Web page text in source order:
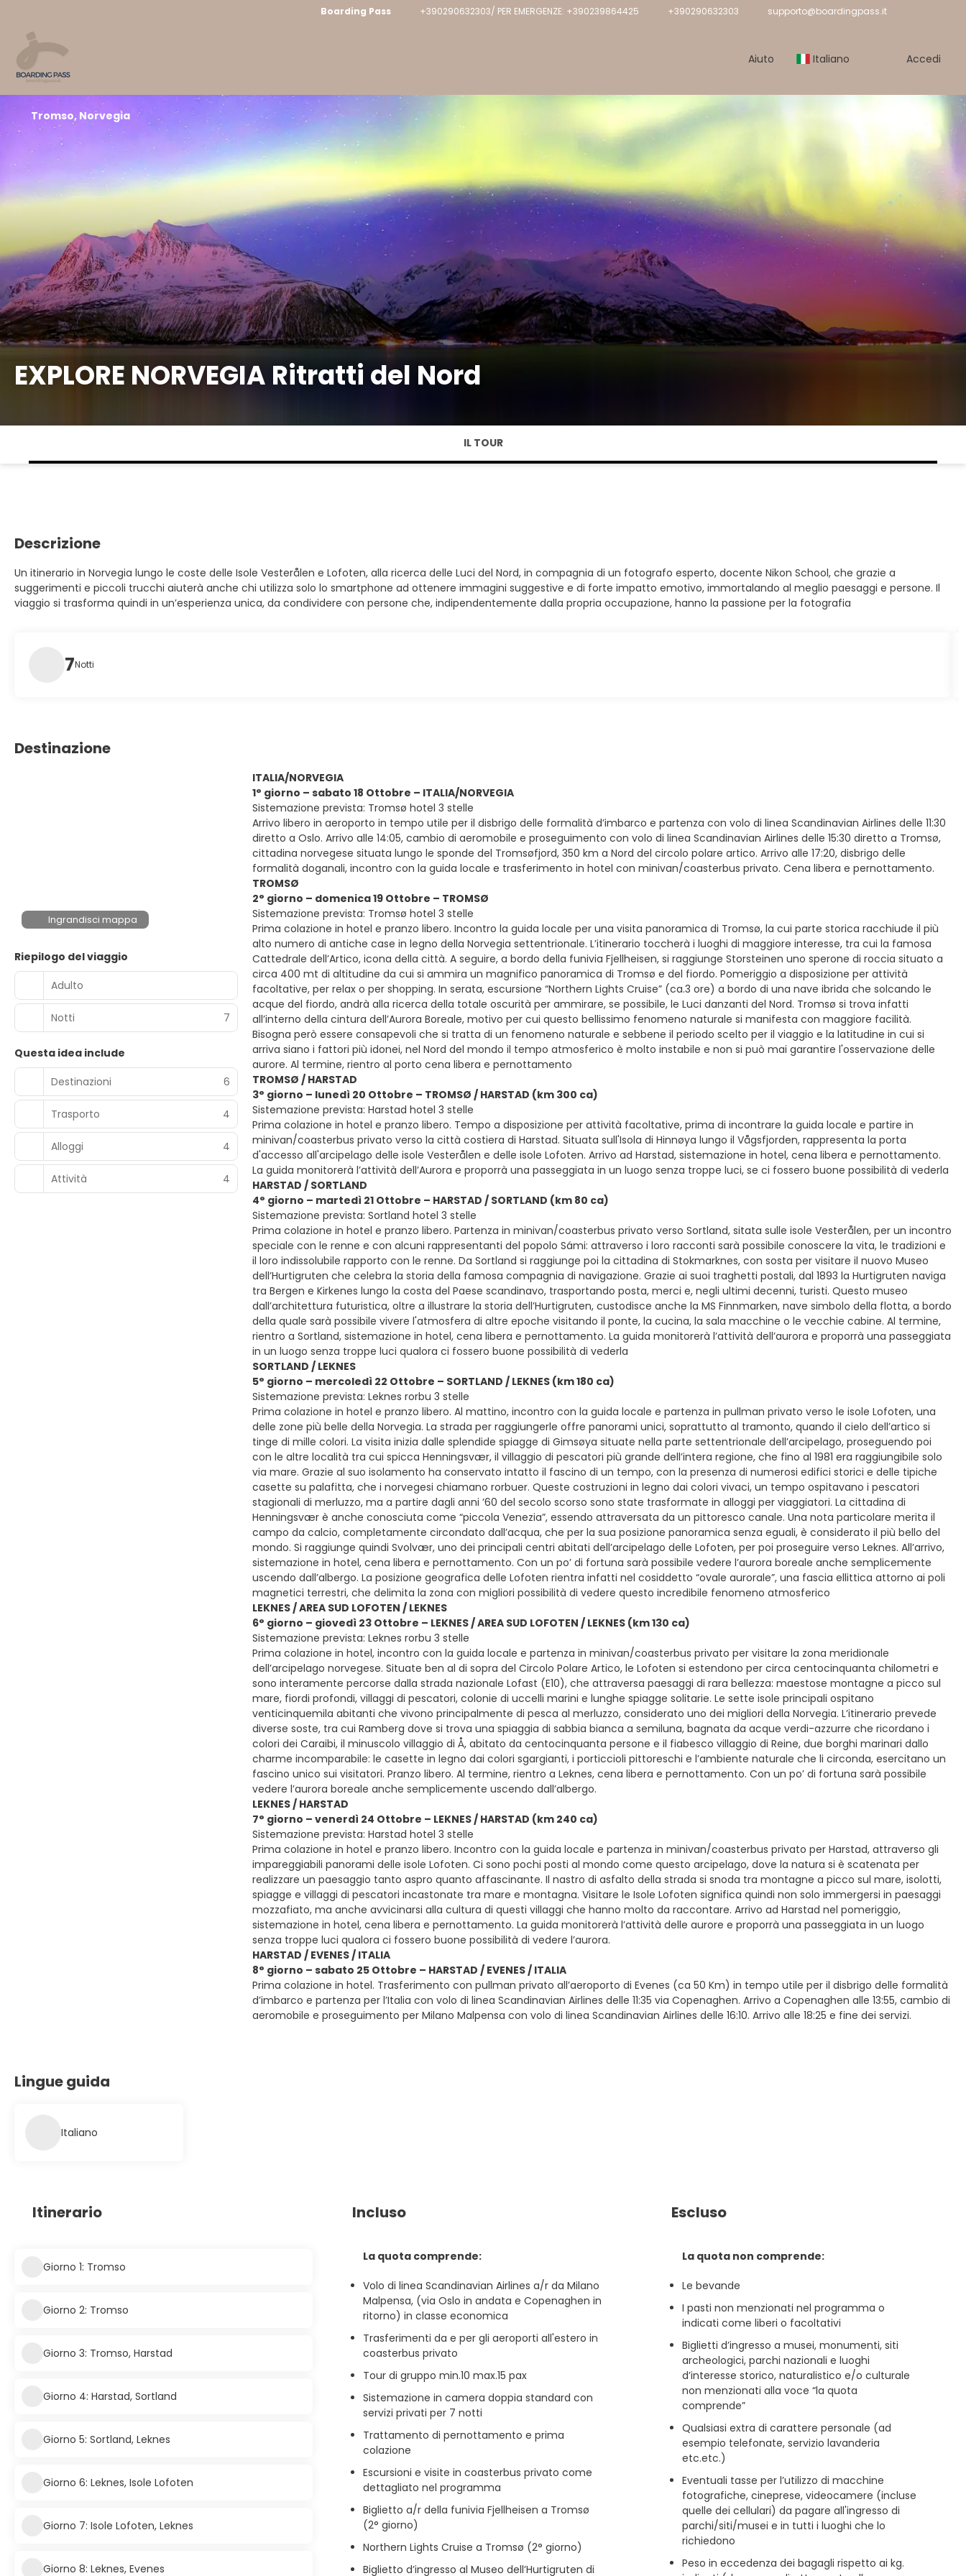
Boarding Pass +390290632303/ PER EMERGENZE: +390239864425 +390290632303 supporto@boardingpass.it
Aiuto Italiano Accedi
EXPLORE NORVEGIA Ritratti del Nord
Tromso, Norvegia
IL TOUR
Descrizione
Un itinerario in Norvegia lungo le coste delle Isole Vesterålen e Lofoten, alla ricerca delle Luci del Nord, in compagnia di un fotografo esperto, docente Nikon School, che grazie a
suggerimenti e piccoli trucchi aiuterà anche chi utilizza solo lo smartphone ad ottenere immagini suggestive e di forte impatto emotivo, immortalando al meglio paesaggi e persone. Il
viaggio si trasforma quindi in un’esperienza unica, da condividere con persone che, indipendentemente dalla propria occupazione, hanno la passione per la fotografia
7Notti
Destinazione
Ingrandisci mappa
Riepilogo del viaggio
Adulto
Notti 7
Questa idea include
Destinazioni
6
Trasporto 4
Alloggi 4
Attività 4
ITALIA/NORVEGIA
1° giorno – sabato 18 Ottobre – ITALIA/NORVEGIA
Sistemazione prevista: Tromsø hotel 3 stelle
Arrivo libero in aeroporto in tempo utile per il disbrigo delle formalità d’imbarco e partenza con volo di linea Scandinavian Airlines delle 11:30
diretto a Oslo. Arrivo alle 14:05, cambio di aeromobile e proseguimento con volo di linea Scandinavian Airlines delle 15:30 diretto a Tromsø,
cittadina norvegese situata lungo le sponde del Tromsøfjord, 350 km a Nord del circolo polare artico. Arrivo alle 17:20, disbrigo delle
formalità doganali, incontro con la guida locale e trasferimento in hotel con minivan/coasterbus privato. Cena libera e pernottamento.
TROMSØ
2° giorno – domenica 19 Ottobre – TROMSØ
Sistemazione prevista: Tromsø hotel 3 stelle
Prima colazione in hotel e pranzo libero. Incontro la guida locale per una visita panoramica di Tromsø, la cui parte storica racchiude il più
alto numero di antiche case in legno della Norvegia settentrionale. L’itinerario toccherà i luoghi di maggiore interesse, tra cui la famosa
Cattedrale dell’Artico, icona della città. A seguire, a bordo della funivia Fjellheisen, si raggiunge Storsteinen uno sperone di roccia situato a
circa 400 mt di altitudine da cui si ammira un magnifico panoramica di Tromsø e del fiordo. Pomeriggio a disposizione per attività
facoltative, per relax o per shopping. In serata, escursione “Northern Lights Cruise” (ca.3 ore) a bordo di una nave ibrida che solcando le
acque del fiordo, andrà alla ricerca della totale oscurità per ammirare, se possibile, le Luci danzanti del Nord. Tromsø si trova infatti
all’interno della cintura dell’Aurora Boreale, motivo per cui questo bellissimo fenomeno naturale si manifesta con maggiore facilità.
Bisogna però essere consapevoli che si tratta di un fenomeno naturale e sebbene il periodo scelto per il viaggio e la latitudine in cui si
arriva siano i fattori più idonei, nel Nord del mondo il tempo atmosferico è molto instabile e non si può mai garantire l'osservazione delle
aurore. Al termine, rientro al porto cena libera e pernottamento
TROMSØ / HARSTAD
3° giorno – lunedì 20 Ottobre – TROMSØ / HARSTAD (km 300 ca)
Sistemazione prevista: Harstad hotel 3 stelle
Prima colazione in hotel e pranzo libero. Tempo a disposizione per attività facoltative, prima di incontrare la guida locale e partire in
minivan/coasterbus privato verso la città costiera di Harstad. Situata sull'Isola di Hinnøya lungo il Vågsfjorden, rappresenta la porta
d'accesso all'arcipelago delle isole Vesterålen e delle isole Lofoten. Arrivo ad Harstad, sistemazione in hotel, cena libera e pernottamento.
La guida monitorerà l’attività dell’Aurora e proporrà una passeggiata in un luogo senza troppe luci, se ci fossero buone possibilità di vederla
HARSTAD / SORTLAND
4° giorno – martedì 21 Ottobre – HARSTAD / SORTLAND (km 80 ca)
Sistemazione prevista: Sortland hotel 3 stelle
Prima colazione in hotel e pranzo libero. Partenza in minivan/coasterbus privato verso Sortland, sitata sulle isole Vesterålen, per un incontro
speciale con le renne e con alcuni rappresentanti del popolo Sámi: attraverso i loro racconti sarà possibile conoscere la vita, le tradizioni e
il loro indissolubile rapporto con le renne. Da Sortland si raggiunge poi la cittadina di Stokmarknes, con sosta per visitare il nuovo Museo
dell’Hurtigruten che celebra la storia della famosa compagnia di navigazione. Grazie ai suoi traghetti postali, dal 1893 la Hurtigruten naviga
tra Bergen e Kirkenes lungo la costa del Paese scandinavo, trasportando posta, merci e, negli ultimi decenni, turisti. Questo museo
dall’architettura futuristica, oltre a illustrare la storia dell’Hurtigruten, custodisce anche la MS Finnmarken, nave simbolo della flotta, a bordo
della quale sarà possibile vivere l'atmosfera di altre epoche visitando il ponte, la cucina, la sala macchine o le vecchie cabine. Al termine,
rientro a Sortland, sistemazione in hotel, cena libera e pernottamento. La guida monitorerà l’attività dell’aurora e proporrà una passeggiata
in un luogo senza troppe luci qualora ci fossero buone possibilità di vederla
SORTLAND / LEKNES
5° giorno – mercoledì 22 Ottobre – SORTLAND / LEKNES (km 180 ca)
Sistemazione prevista: Leknes rorbu 3 stelle
Prima colazione in hotel e pranzo libero. Al mattino, incontro con la guida locale e partenza in pullman privato verso le isole Lofoten, una
delle zone più belle della Norvegia. La strada per raggiungerle offre panorami unici, soprattutto al tramonto, quando il cielo dell’artico si
tinge di mille colori. La visita inizia dalle splendide spiagge di Gimsøya situate nella parte settentrionale dell’arcipelago, proseguendo poi
con le altre località tra cui spicca Henningsvær, il villaggio di pescatori più grande dell’intera regione, che fino al 1981 era raggiungibile solo
via mare. Grazie al suo isolamento ha conservato intatto il fascino di un tempo, con la presenza di numerosi edifici storici e delle tipiche
casette su palafitta, che i norvegesi chiamano rorbuer. Queste costruzioni in legno dai colori vivaci, un tempo ospitavano i pescatori
stagionali di merluzzo, ma a partire dagli anni ’60 del secolo scorso sono state trasformate in alloggi per viaggiatori. La cittadina di
Henningsvær è anche conosciuta come “piccola Venezia”, essendo attraversata da un pittoresco canale. Una nota particolare merita il
campo da calcio, completamente circondato dall’acqua, che per la sua posizione panoramica senza eguali, è considerato il più bello del
mondo. Si raggiunge quindi Svolvær, uno dei principali centri abitati dell’arcipelago delle Lofoten, per poi proseguire verso Leknes. All’arrivo,
sistemazione in hotel, cena libera e pernottamento. Con un po’ di fortuna sarà possibile vedere l’aurora boreale anche semplicemente
uscendo dall’albergo. La posizione geografica delle Lofoten rientra infatti nel cosiddetto “ovale aurorale”, una fascia ellittica attorno ai poli
magnetici terrestri, che delimita la zona con migliori possibilità di vedere questo incredibile fenomeno atmosferico
LEKNES / AREA SUD LOFOTEN / LEKNES
6° giorno – giovedì 23 Ottobre – LEKNES / AREA SUD LOFOTEN / LEKNES (km 130 ca)
Sistemazione prevista: Leknes rorbu 3 stelle
Prima colazione in hotel, incontro con la guida locale e partenza in minivan/coasterbus privato per visitare la zona meridionale
dell’arcipelago norvegese. Situate ben al di sopra del Circolo Polare Artico, le Lofoten si estendono per circa centocinquanta chilometri e
sono interamente percorse dalla strada nazionale Lofast (E10), che attraversa paesaggi di rara bellezza: maestose montagne a picco sul
mare, fiordi profondi, villaggi di pescatori, colonie di uccelli marini e lunghe spiagge solitarie. Le sette isole principali ospitano
venticinquemila abitanti che vivono principalmente di pesca al merluzzo, considerato uno dei migliori della Norvegia. L’itinerario prevede
diverse soste, tra cui Ramberg dove si trova una spiaggia di sabbia bianca a semiluna, bagnata da acque verdi-azzurre che ricordano i
colori dei Caraibi, il minuscolo villaggio di Å, abitato da centocinquanta persone e il fiabesco villaggio di Reine, due borghi marinari dallo
charme incomparabile: le casette in legno dai colori sgargianti, i porticcioli pittoreschi e l’ambiente naturale che li circonda, esercitano un
fascino unico sui visitatori. Pranzo libero. Al termine, rientro a Leknes, cena libera e pernottamento. Con un po’ di fortuna sarà possibile
vedere l’aurora boreale anche semplicemente uscendo dall’albergo.
LEKNES / HARSTAD
7° giorno – venerdì 24 Ottobre – LEKNES / HARSTAD (km 240 ca)
Sistemazione prevista: Harstad hotel 3 stelle
Prima colazione in hotel e pranzo libero. Incontro con la guida locale e partenza in minivan/coasterbus privato per Harstad, attraverso gli
impareggiabili panorami delle isole Lofoten. Ci sono pochi posti al mondo come questo arcipelago, dove la natura si è scatenata per
realizzare un paesaggio tanto aspro quanto affascinante. Il nastro di asfalto della strada si snoda tra montagne a picco sul mare, isolotti,
spiagge e villaggi di pescatori incastonate tra mare e montagna. Visitare le Isole Lofoten significa quindi non solo immergersi in paesaggi
mozzafiato, ma anche avvicinarsi alla cultura di questi villaggi che hanno molto da raccontare. Arrivo ad Harstad nel pomeriggio,
sistemazione in hotel, cena libera e pernottamento. La guida monitorerà l’attività delle aurore e proporrà una passeggiata in un luogo
senza troppe luci qualora ci fossero buone possibilità di vedere l’aurora.
HARSTAD / EVENES / ITALIA
8° giorno – sabato 25 Ottobre – HARSTAD / EVENES / ITALIA
Prima colazione in hotel. Trasferimento con pullman privato all’aeroporto di Evenes (ca 50 Km) in tempo utile per il disbrigo delle formalità
d’imbarco e partenza per l’Italia con volo di linea Scandinavian Airlines delle 11:35 via Copenaghen. Arrivo a Copenaghen alle 13:55, cambio di
aeromobile e proseguimento per Milano Malpensa con volo di linea Scandinavian Airlines delle 16:10. Arrivo alle 18:25 e fine dei servizi.
Lingue guida
Italiano
Itinerario
Giorno 1: Tromso
Giorno 2: Tromso
Giorno 3: Tromso, Harstad
Giorno 4: Harstad, Sortland
Giorno 5: Sortland, Leknes
Giorno 6: Leknes, Isole Lofoten
Giorno 7: Isole Lofoten, Leknes
Giorno 8: Leknes, Evenes
Incluso
La quota comprende:
Volo di linea Scandinavian Airlines a/r da Milano
Malpensa, (via Oslo in andata e Copenaghen in
ritorno) in classe economica
Trasferimenti da e per gli aeroporti all'estero in
coasterbus privato
Tour di gruppo min.10 max.15 pax
Sistemazione in camera doppia standard con
servizi privati per 7 notti
Trattamento di pernottamento e prima
colazione
Escursioni e visite in coasterbus privato come
dettagliato nel programma
Biglietto a/r della funivia Fjellheisen a Tromsø
(2° giorno)
Northern Lights Cruise a Tromsø (2° giorno)
Biglietto d’ingresso al Museo dell’Hurtigruten di
Escluso
La quota non comprende:
Le bevande
I pasti non menzionati nel programma o
indicati come liberi o facoltativi
Biglietti d’ingresso a musei, monumenti, siti
archeologici, parchi nazionali e luoghi
d’interesse storico, naturalistico e/o culturale
non menzionati alla voce “la quota
comprende”
Qualsiasi extra di carattere personale (ad
esempio telefonate, servizio lavanderia
etc.etc.)
Eventuali tasse per l’utilizzo di macchine
fotografiche, cineprese, videocamere (incluse
quelle dei cellulari) da pagare all'ingresso di
parchi/siti/musei e in tutti i luoghi che lo
richiedono
Peso in eccedenza dei bagagli rispetto ai kg.